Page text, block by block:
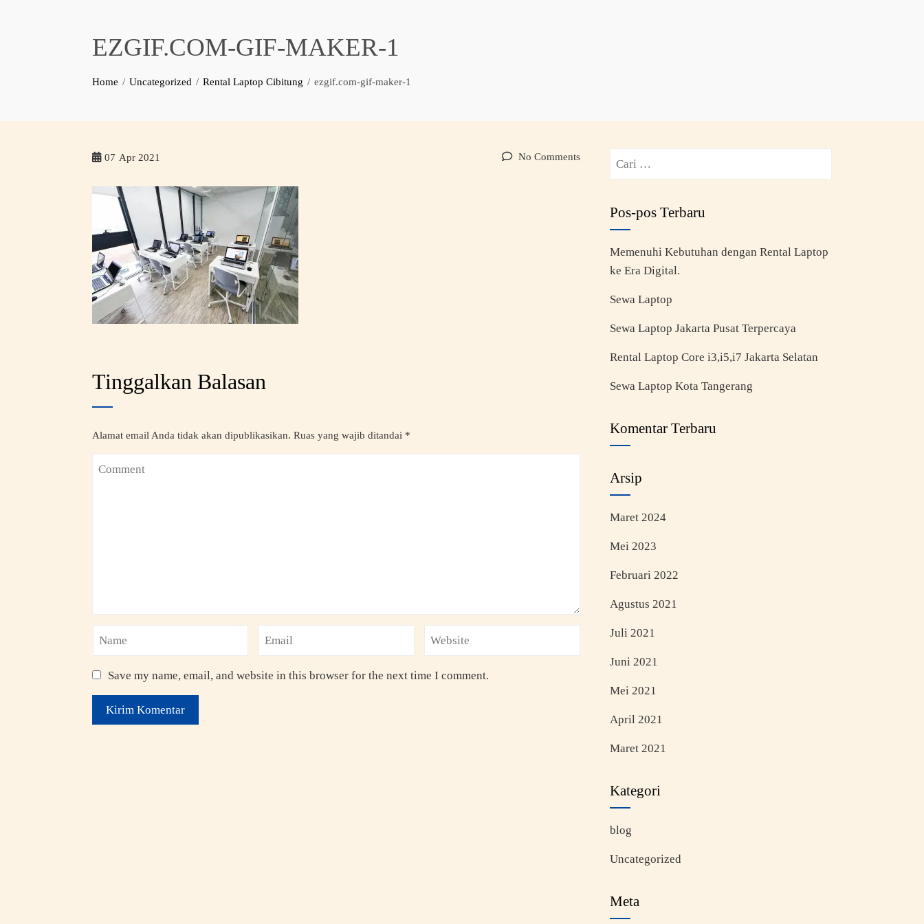
EZGIF.COM-GIF-MAKER-1
Home Uncategorized Rental Laptop Cibitung ezgif.com-gif-maker-1
07 Apr 2021 No Comments
Tinggalkan Balasan
Alamat email Anda tidak akan dipublikasikan. Ruas yang wajib ditandai *
Save my name, email, and website in this browser for the next time I comment.
Pos-pos Terbaru
Memenuhi Kebutuhan dengan Rental Laptop
ke Era Digital.
Sewa Laptop
Sewa Laptop Jakarta Pusat Terpercaya
Rental Laptop Core i3,i5,i7 Jakarta Selatan
Sewa Laptop Kota Tangerang
Komentar Terbaru
Arsip
Maret 2024
Mei 2023
Februari 2022
Agustus 2021
Juli 2021
Juni 2021
Mei 2021
April 2021
Maret 2021
Kategori
blog
Uncategorized
Meta